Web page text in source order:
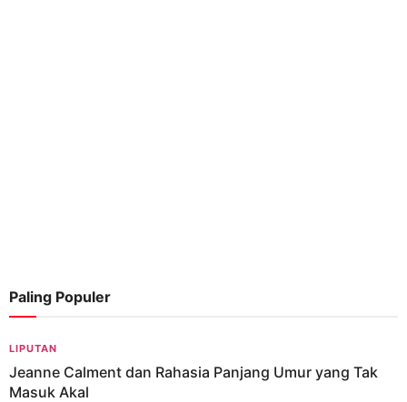
Paling Populer
LIPUTAN
Jeanne Calment dan Rahasia Panjang Umur yang Tak
Masuk Akal